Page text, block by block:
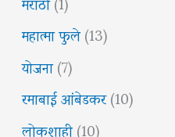
महात्मा फुले(13)
योजना(7)
रमाबाई आंबेडकर(10)